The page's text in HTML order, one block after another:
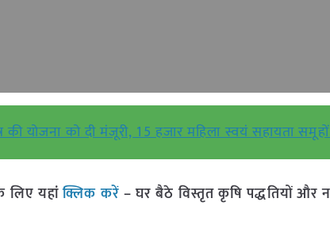
की योजना को दी मंजूरी, 15 हजार महिला स्वयं सहायता
लिए यहांक्लिक करें – घर बैठे विस्तृत कृषि पद्धतियों